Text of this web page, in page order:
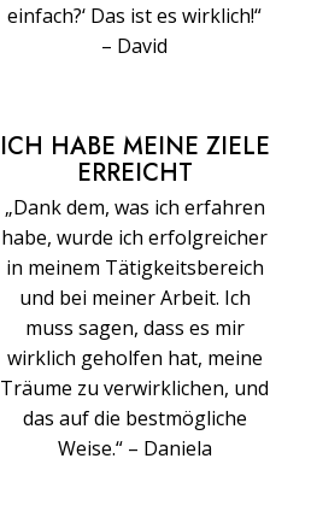
einfach?‘ Das ist es wirklich!“
– David
ICH HABE MEINE ZIELE
ERREICHT
„Dank dem, was ich erfahren
habe, wurde ich erfolgreicher
in meinem Tätigkeitsbereich
und bei meiner Arbeit. Ich
muss sagen, dass es mir
wirklich geholfen hat, meine
Träume zu verwirklichen, und
das auf die bestmögliche
Weise.“ – Daniela